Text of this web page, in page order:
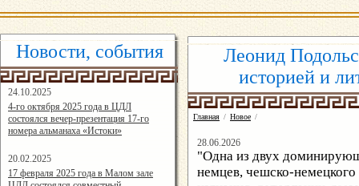
Новости, события
24.10.2025
16:19:07
4-го октября 2025 года в ЦДЛ
состоялся вечер-презентация 17-го
номера альманаха «Истоки»
20.02.2025
14:24:00
17 февраля 2025 года в Малом зале
Леонид
историей и
Главная / Новое /
28.06.2026
"Одна из двух
немцев, чешско-немецкого